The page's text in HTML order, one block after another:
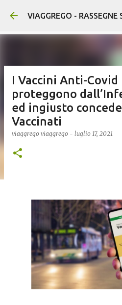
Passa ai
VIAGGREGO - RASSEGNE
I Vaccini Anti-Covid
proteggono
ed ingiusto
Vaccinati
viaggrego viaggrego - luglio 17, 2021